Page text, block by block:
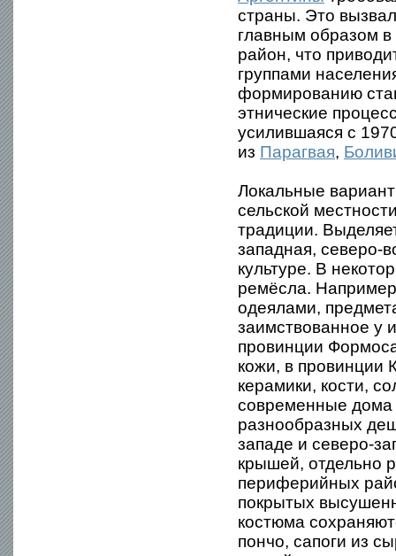
страны. Это
главным образом
район, что
группами
формированию
этнические
усилившаяся с
из Парагвая,
Локальные
сельской
традиции.
западная, северо-
культуре. В
ремёсла.
одеялами,
заимствованное у
провинции
кожи, в провинции
керамики, кости,
современные дома
разнообразных
западе и северо-
крышей, отдельно
периферийных
покрытых
костюма
пончо, сапоги из